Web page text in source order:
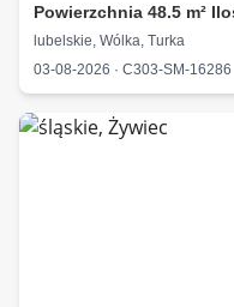
Powierzchnia 48.5 m²
lubelskie, Wólka, Turka
03-08-2026 · C303-SM-16286